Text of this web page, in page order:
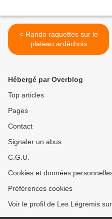
< Rando raquettes sur le
plateau ardéchois
Hébergé par Overblog
Top articles
Pages
Contact
Signaler un abus
C.G.U.
Cookies et données
Préférences cookies
Voir le profil de Les Légremis